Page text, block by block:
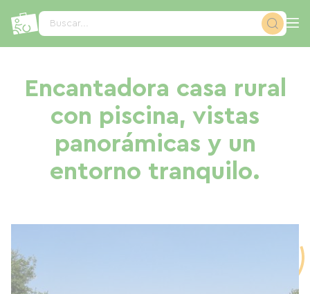
Buscar...
Encantadora casa rural
con piscina, vistas
panorámicas y un
entorno tranquilo.
Panel de gestión de cookies